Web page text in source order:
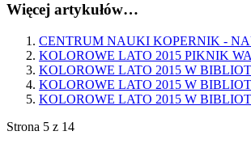
Więcej artykułów…
CENTRUM NAUKI KOPERNIK -
KOLOROWE LATO 2015 PIKNIK
KOLOROWE LATO 2015 W
KOLOROWE LATO 2015 W
KOLOROWE LATO 2015 W
Strona 5 z 14